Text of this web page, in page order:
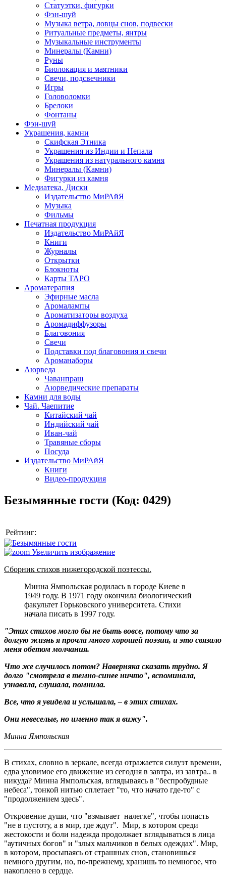
Статуэтки, фигурки
Фэн-шуй
Музыка ветра, ловцы снов, подвески
Ритуальные предметы, янтры
Музыкальные инструменты
Минералы (Камни)
Руны
Биолокация и маятники
Свечи, подсвечники
Игры
Головоломки
Брелоки
Фонтаны
Фэн-шуй
Украшения, камни
Скифская Этника
Украшения из Индии и Непала
Украшения из натурального камня
Минералы (Камни)
Фигурки из камня
Медиатека. Диски
Издательство МиРАйЯ
Музыка
Фильмы
Печатная продукция
Издательство МиРАйЯ
Книги
Журналы
Открытки
Блокноты
Карты ТАРО
Ароматерапия
Эфирные масла
Аромалампы
Ароматизаторы воздуха
Аромадиффузоры
Благовония
Свечи
Подставки под благовония и свечи
Ароманаборы
Аюрведа
Чаванпраш
Аюрведические препараты
Камни для воды
Чай. Чаепитие
Китайский чай
Индийский чай
Иван-чай
Травяные сборы
Посуда
Издательство МиРАйЯ
Книги
Видео-продукция
Безымянные гости (Код: 0429)
Рейтинг:
Увеличить изображение
Сборник стихов нижегородской поэтессы.
Минна Ямпольская родилась в городе Киеве в
1949 году. В 1971 году окончила биологический
факультет Горьковского университета. Стихи
начала писать в 1997 году.
"Этих стихов могло бы не быть вовсе, потому что за
долгую жизнь я прочла много хорошей поэзии, и это связало
меня обетом молчания.
Что же случилось потом? Наверняка сказать трудно. Я
долго "смотрела в темно-синее ничто", вспоминала,
узнавала, слушала, помнила.
Все, что я увидела и услышала, – в этих стихах.
Они невеселые, но именно так я вижу".
Минна Ямпольская
В стихах, словно в зеркале, всегда отражается силуэт времени,
едва уловимое его движение из сегодня в завтра, из завтра.. в
никуда? Минна Ямпольская, вглядываясь в "беспробудные
небеса", тонкой нитью сплетает "то, что начато где-то" с
"продолжением здесь".
Откровение души, что "взмывает налегке", чтобы попасть
"не в пустоту, а в мир, где ждут". Мир, в котором среди
жестокости и боли надежда продолжает вглядываться в лица
"аутичных богов" и "злых мальчиков в белых одеждах". Мир,
в котором, просыпаясь от страшных снов, становишься
немного другим, но, по-прежнему, хранишь то немногое, что
накоплено в сердце.